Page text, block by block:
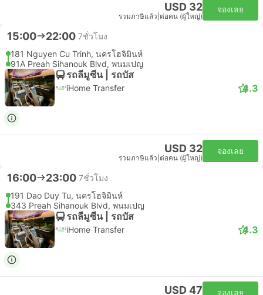
USD 32
รวมภาษีแล้ว ต่อคน (ผู้ใหญ่)
จองเลย
15:00 22:00 7ชั่วโมง
181 Nguyen Cu Trinh, นครโฮจิมินห์
91A Preah Sihanouk Blvd, พนมเปญ
รถลีมูซีน | รถบัส
iHome Transfer 4.3
USD 32
รวมภาษีแล้ว ต่อคน (ผู้ใหญ่)
จองเลย
16:00 23:00 7ชั่วโมง
191 Dao Duy Tu, นครโฮจิมินห์
343 Preah Sihanouk Blvd, พนมเปญ
รถลีมูซีน | รถบัส
iHome Transfer 4.3
USD 47 จองเลย